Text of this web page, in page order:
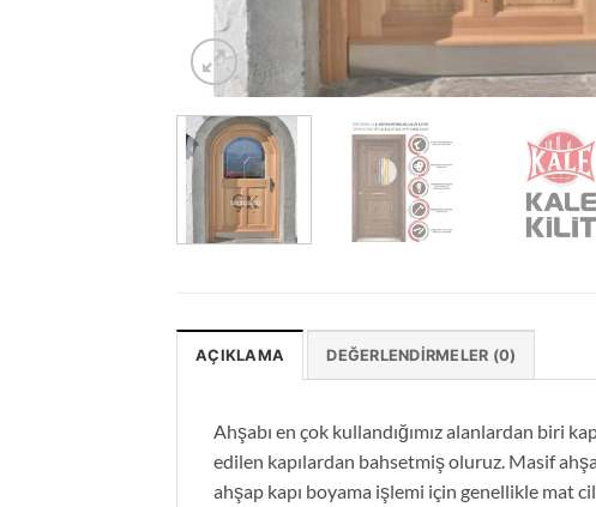
AÇIKLAMA DEĞERLENDIRMELER (0)
Ahşabı en çok kullandığımız alanlardan biri
edilen kapılardan bahsetmiş oluruz. Masif
ahşap kapı boyama işlemi için genellikle mat